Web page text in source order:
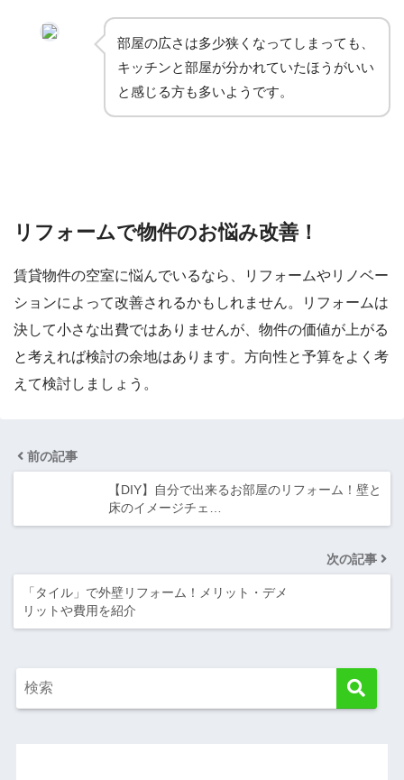
部屋の広さは多少狭くなってしまっても、
キッチンと部屋が分かれていたほうがいい
と感じる方も多いようです。
リフォームで物件のお悩み改善！
賃貸物件の空室に悩んでいるなら、リフォームやリノベー
ションによって改善されるかもしれません。リフォームは
決して小さな出費ではありませんが、物件の価値が上がる
と考えれば検討の余地はあります。方向性と予算をよく考
えて検討しましょう。
前の記事
【DIY】自分で出来るお部屋のリフォーム！壁と
床のイメージチェ…
次の記事
「タイル」で外壁リフォーム！メリット・デメ
リットや費用を紹介